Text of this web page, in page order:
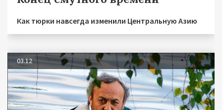
Как тюрки навсегда изменили Центральную Азию
03.12